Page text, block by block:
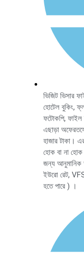
ভিজিট ভিসার
হোটেল বুকিং,
ফটোকপি, ফাইল
এছাড়া
হাজার টাকা।
হোক বা না হোক
জন্য আনুমানিক
ইউরো রেট,
হতে পারে ) ।